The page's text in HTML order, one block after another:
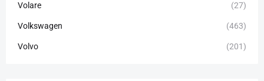
Volare (27)
Volkswagen (463)
Volvo (201)